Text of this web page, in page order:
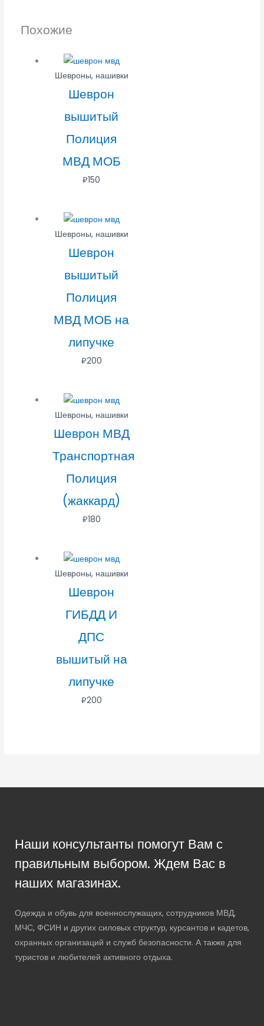
Похожие
Шевроны, нашивки
Шеврон
вышитый
Полиция
МВД МОБ
₽150
Шевроны, нашивки
Шеврон
вышитый
Полиция
МВД МОБ на
липучке
₽200
Шевроны, нашивки
Шеврон МВД
Транспортная
Полиция
(жаккард)
₽180
Шевроны, нашивки
Шеврон
ГИБДД И
ДПС
вышитый на
липучке
₽200
Наши консультанты помогут Вам с
правильным выбором. Ждем Вас в
наших магазинах.
Одежда и обувь для военнослужащих, сотрудников МВД,
МЧС, ФСИН и других силовых структур, курсантов и кадетов,
охранных организаций и служб безопасности. А также для
туристов и любителей активного отдыха.